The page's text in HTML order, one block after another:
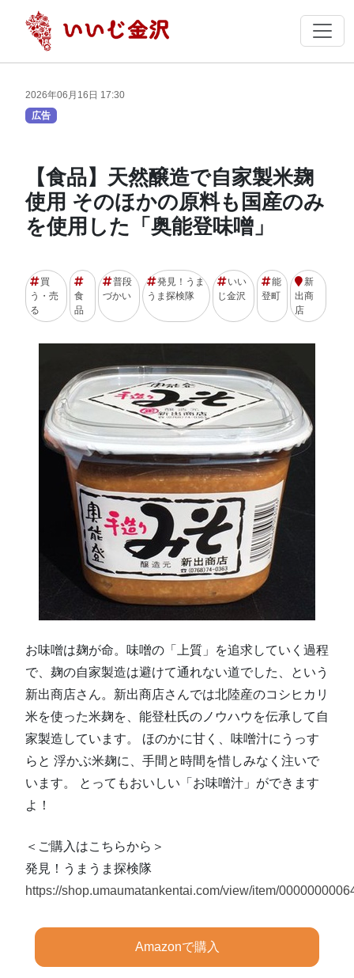
2026年06月16日 17:30
広告
【食品】天然醸造で自家製米麹
使用 そのほかの原料も国産のみ
を使用した「奥能登味噌」
買
う・売
る
食
品
普段
づかい
発見！うま
うま探検隊
いい
じ金沢
能
登町
新
出商
店
お味噌は麹が命。味噌の「上質」を追求していく過程
で、麹の自家製造は避けて通れない道でした、という
新出商店さん。新出商店さんでは北陸産のコシヒカリ
米を使った米麹を、能登杜氏のノウハウを伝承して自
家製造しています。 ほのかに甘く、味噌汁にうっす
らと 浮かぶ米麹に、手間と時間を惜しみなく注いで
います。 とってもおいしい「お味噌汁」ができます
よ！
＜ご購入はこちらから＞
発見！うまうま探検隊
https://shop.umaumatankentai.com/view/item/
Amazonで購入